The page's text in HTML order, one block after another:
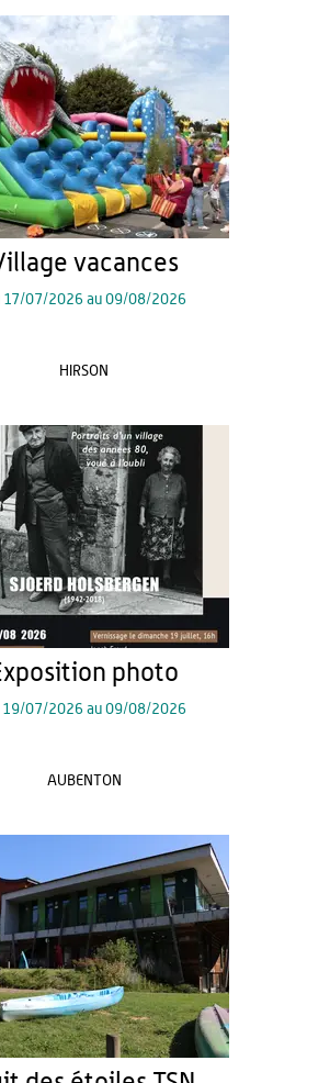
vacances
17/07/2026 au 09/08/2026
HIRSON
photo
19/07/2026 au09/08/2026
AUBENTON